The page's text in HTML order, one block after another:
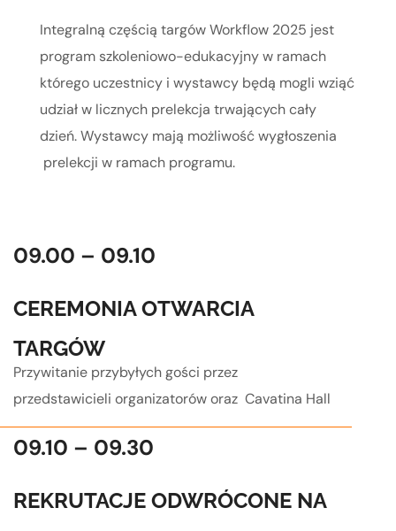
Integralną częścią targów Workflow 2025 jest
program szkoleniowo-edukacyjny w ramach
którego uczestnicy i wystawcy będą mogli wziąć
udział w licznych prelekcja trwających cały
dzień. Wystawcy mają możliwość wygłoszenia
prelekcji w ramach programu.
09.00 – 09.10
CEREMONIA OTWARCIA
TARGÓW
Przywitanie przybyłych gości przez
przedstawicieli organizatorów oraz Cavatina Hall
09.10 – 09.30
REKRUTACJE ODWRÓCONE NA